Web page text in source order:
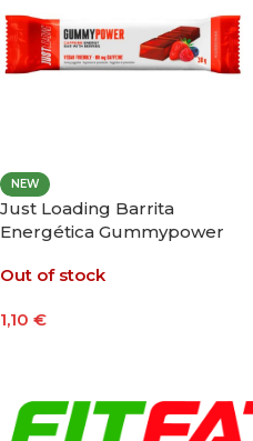
NEW
Just Loading Barrita
Energética Gummypower
Out of stock
1,10 €